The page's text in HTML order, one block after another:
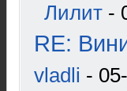
Лилит -
RE:
vladli -